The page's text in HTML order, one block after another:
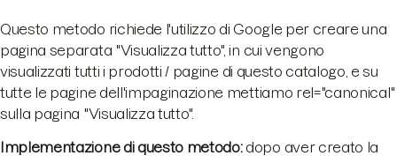
Questo metodo richiede l'utilizzo di Google per creare una
pagina separata "Visualizza tutto", in cui vengono
visualizzati tutti i prodotti / pagine di questo catalogo, e su
tutte le pagine dell'impaginazione mettiamo rel="canonical"
sulla pagina "Visualizza tutto".
Implementazione di questo metodo:dopo aver creato la